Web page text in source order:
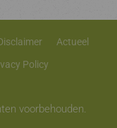
Actueel
Policy
voorbehouden.